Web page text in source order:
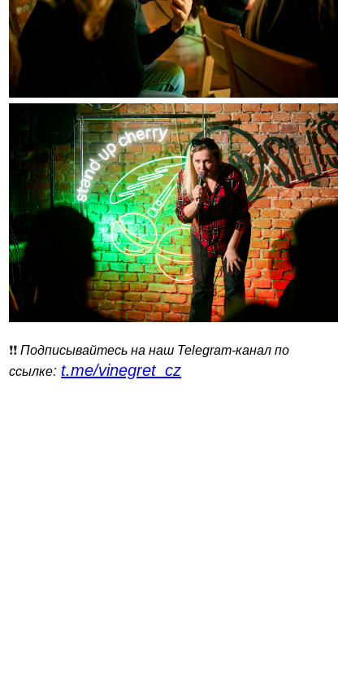
❗️❗️Подписывайтесь на наш Telegram-канал по
ссылке: t.me/vinegret_cz